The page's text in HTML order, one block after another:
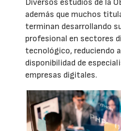
Diversos estudios de la
además que muchos
terminan desarrollando
profesional en sectores
tecnológico, reduciendo
disponibilidad de
empresas digitales.